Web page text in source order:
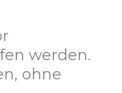
werden.
ohne